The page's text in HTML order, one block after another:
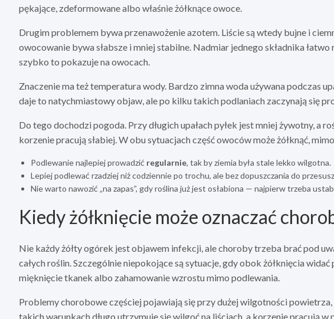
pękające, zdeformowane albo właśnie żółknące owoce.
Drugim problemem bywa przenawożenie azotem. Liście są wtedy bujne i
owocowanie bywa słabsze i mniej stabilne. Nadmiar jednego składnika
szybko to pokazuje na owocach.
Znaczenie ma też temperatura wody. Bardzo zimna woda używana podczas
daje to natychmiastowy objaw, ale po kilku takich podlaniach zaczynają się
Do tego dochodzi pogoda. Przy długich upałach pyłek jest mniej żywotny, a
korzenie pracują słabiej. W obu sytuacjach część owoców może żółknąć,
Podlewanie najlepiej prowadzić regularnie, tak by ziemia była stale lekko wilgotna.
Lepiej podlewać rzadziej niż codziennie po trochu, ale bez dopuszczania do
Nie warto nawozić „na zapas”, gdy roślina już jest osłabiona — najpierw trzeba
Kiedy żółknięcie może oznaczać
Nie każdy żółty ogórek jest objawem infekcji, ale choroby trzeba brać pod
całych roślin. Szczególnie niepokojące są sytuacje, gdy obok żółknięcia
mięknięcie tkanek albo zahamowanie wzrostu mimo podlewania.
Problemy chorobowe częściej pojawiają się przy dużej wilgotności
takich warunkach długo utrzymuje się wilgoć na liściach, a korzenie pracują